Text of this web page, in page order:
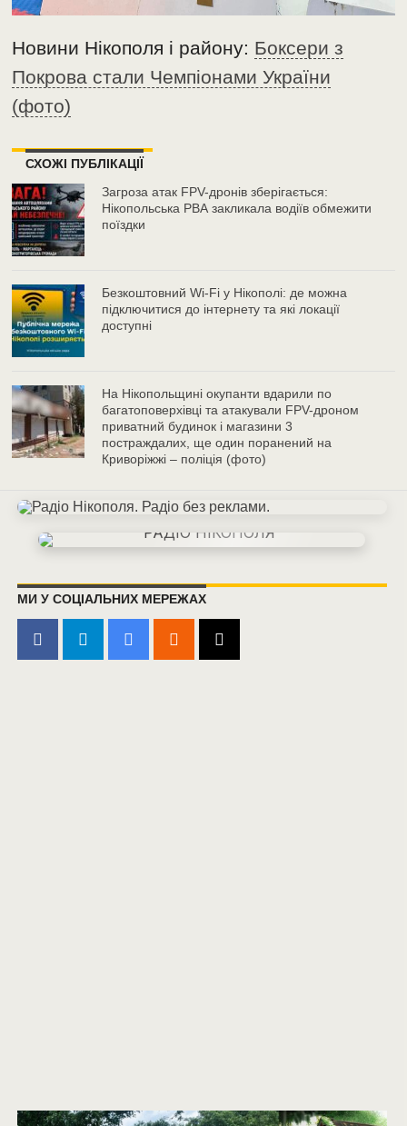
Новини Нікополя і району: Боксери з
Покрова стали Чемпіонами України
(фото)
СХОЖІ ПУБЛІКАЦІЇ
Загроза атак FPV-дронів зберігається:
Нікопольська РВА закликала водіїв обмежити
поїздки
Безкоштовний Wi-Fi у Нікополі: де можна
підключитися до інтернету та які локації
доступні
На Нікопольщині окупанти вдарили по
багатоповерхівці та атакували FPV-дроном
приватний будинок і магазини 3
постраждалих, ще один поранений на
Криворіжжі – поліція (фото)
МИ У СОЦІАЛЬНИХ МЕРЕЖАХ